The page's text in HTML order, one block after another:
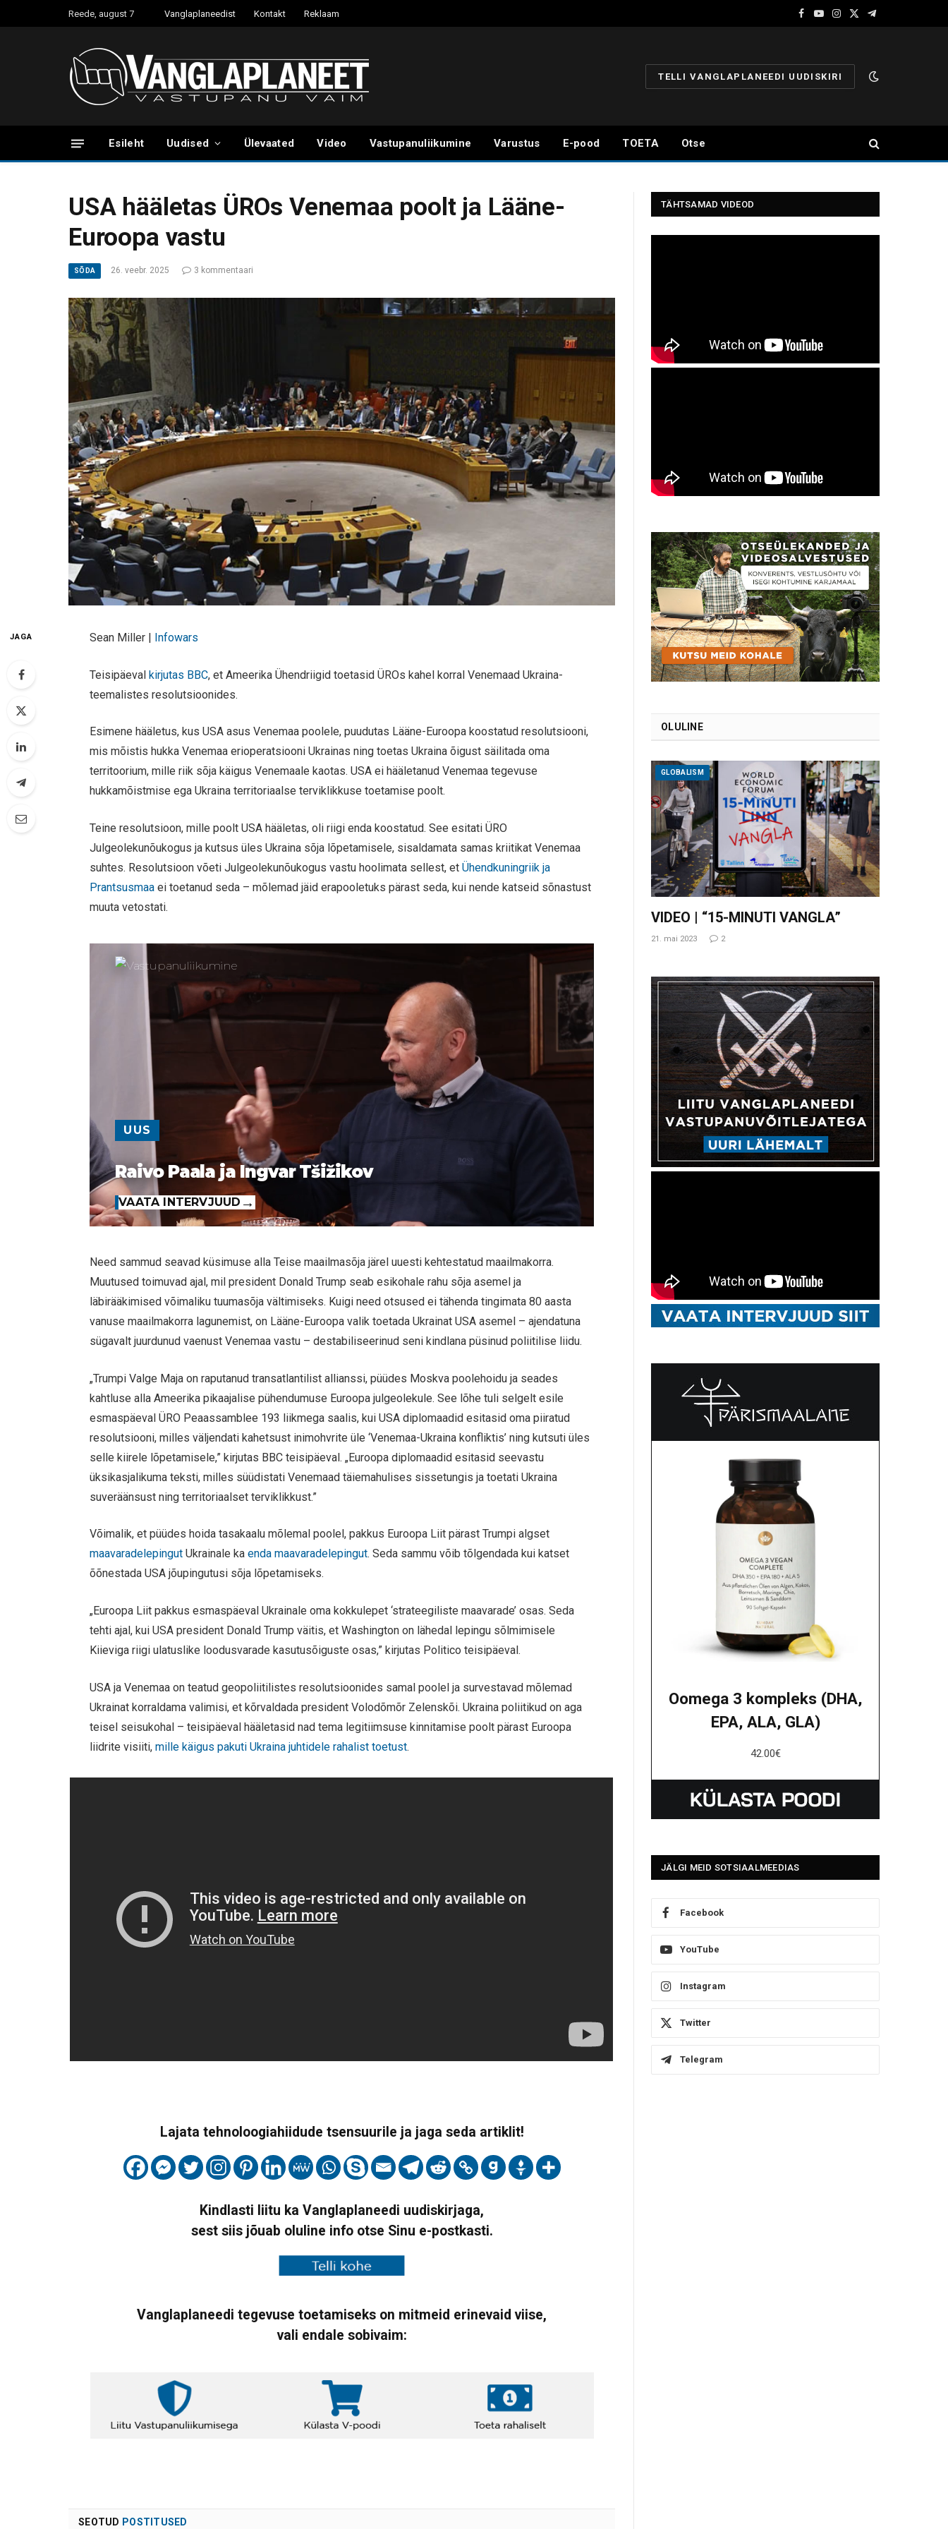
Reede, august 7 Vanglaplaneedist Kontakt Reklaam
Facebook
YouTube
Instagram
X
Telegram
TELLI VANGLAPLANEEDI UUDISKIRI
Esileht Uudised Ülevaated Video Vastupanuliikumine Varustus E-pood TOETA Otse
USA hääletas ÜROs Venemaa poolt ja Lääne-
Euroopa vastu
SÕDA 26. veebr. 2025 3 kommentaari
JAGA Sean Miller | Infowars
Teisipäevalkirjutas BBC, et Ameerika Ühendriigid toetasid ÜROs kahel korral Venemaad Ukraina-
teemalistes resolutsioonides.
Esimene hääletus, kus USA asus Venemaa poolele, puudutas Lääne-Euroopa koostatud resolutsiooni,
mis mõistis hukka Venemaa erioperatsiooni Ukrainas ning toetas Ukraina õigust säilitada oma
territoorium, mille riik sõja käigus Venemaale kaotas. USA ei hääletanud Venemaa tegevuse
hukkamõistmise ega Ukraina territoriaalse terviklikkuse toetamise poolt.
Teine resolutsioon, mille poolt USA hääletas, oli riigi enda koostatud. See esitati ÜRO
Julgeolekunõukogus ja kutsus üles Ukraina sõja lõpetamisele, sisaldamata samas kriitikat Venemaa
suhtes. Resolutsioon võeti Julgeolekunõukogus vastu hoolimata sellest, etÜhendkuningriik ja
Prantsusmaa ei toetanud seda – mõlemad jäid erapooletuks pärast seda, kui nende katseid sõnastust
muuta vetostati.
UUS
Raivo Paala ja Ingvar Tšižikov
VAATA INTERVJUUD
Need sammud seavad küsimuse alla Teise maailmasõja järel uuesti kehtestatud maailmakorra.
Muutused toimuvad ajal, mil president Donald Trump seab esikohale rahu sõja asemel ja
läbirääkimised võimaliku tuumasõja vältimiseks. Kuigi need otsused ei tähenda tingimata 80 aasta
vanuse maailmakorra lagunemist, on Lääne-Euroopa valik toetada Ukrainat USA asemel – ajendatuna
sügavalt juurdunud vaenust Venemaa vastu – destabiliseerinud seni kindlana püsinud poliitilise liidu.
„Trumpi Valge Maja on raputanud transatlantilist allianssi, püüdes Moskva poolehoidu ja seades
kahtluse alla Ameerika pikaajalise pühendumuse Euroopa julgeolekule. See lõhe tuli selgelt esile
esmaspäeval ÜRO Peaassamblee 193 liikmega saalis, kui USA diplomaadid esitasid oma piiratud
resolutsiooni, milles väljendati kahetsust inimohvrite üle ‘Venemaa-Ukraina konfliktis’ ning kutsuti üles
selle kiirele lõpetamisele,” kirjutas BBC teisipäeval. „Euroopa diplomaadid esitasid seevastu
üksikasjalikuma teksti, milles süüdistati Venemaad täiemahulises sissetungis ja toetati Ukraina
suveräänsust ning territoriaalset terviklikkust.”
Võimalik, et püüdes hoida tasakaalu mõlemal poolel, pakkus Euroopa Liit pärast Trumpi algset
maavaradelepingut Ukrainale kaenda maavaradelepingut. Seda sammu võib tõlgendada kui katset
õõnestada USA jõupingutusi sõja lõpetamiseks.
„Euroopa Liit pakkus esmaspäeval Ukrainale oma kokkulepet ‘strateegiliste maavarade’ osas. Seda
tehti ajal, kui USA president Donald Trump väitis, et Washington on lähedal lepingu sõlmimisele
Kiieviga riigi ulatuslike loodusvarade kasutusõiguste osas,” kirjutas Politico teisipäeval.
USA ja Venemaa on teatud geopoliitilistes resolutsioonides samal poolel ja survestavad mõlemad
Ukrainat korraldama valimisi, et kõrvaldada president Volodõmõr Zelenskõi. Ukraina poliitikud on aga
teisel seisukohal – teisipäeval hääletasid nad tema legitiimsuse kinnitamise poolt pärast Euroopa
liidrite visiiti,mille käigus pakuti Ukraina juhtidele rahalist toetust.
Lajata tehnoloogiahiidude tsensuurile ja jaga seda artiklit!
Kindlasti liitu ka Vanglaplaneedi uudiskirjaga,
sest siis jõuab oluline info otse Sinu e-postkasti.
Vanglaplaneedi tegevuse toetamiseks on mitmeid erinevaid viise,
vali endale sobivaim:
SEOTUD POSTITUSED
TÄHTSAMAD VIDEOD
OLULINE
GLOBALISM
VIDEO | “15-MINUTI VANGLA”
21. mai 2023 2
Oomega 3 kompleks (DHA,
EPA, ALA, GLA)
42.00€
JÄLGI MEID SOTSIAALMEEDIAS
Facebook
YouTube
Instagram
Twitter
Telegram